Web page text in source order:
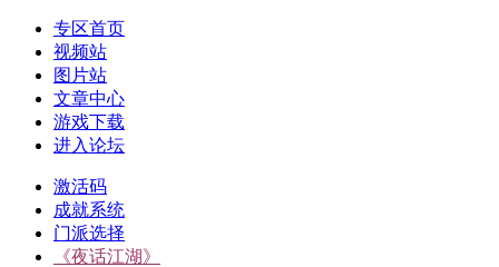
专区首页
视频站
图片站
文章中心
游戏下载
进入论坛
激活码
成就系统
门派选择
《夜话江湖》